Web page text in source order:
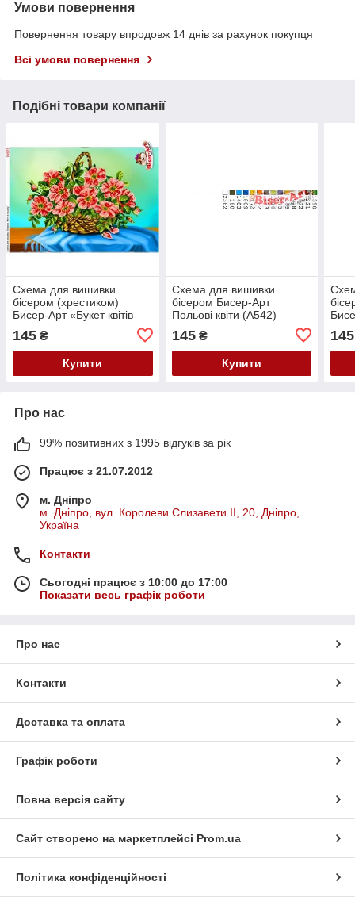
Умови повернення
Повернення товару впродовж 14 днів за рахунок покупця
Всі умови повернення
Подібні товари компанії
Схема для вишивки
бісером (хрестиком)
Бисер-Арт «Букет квітів
145 ₴
Купити
Схема для вишивки
бісером Бисер-Арт
Польові квіти (А542)
145₴
Купити
145
Про нас
99% позитивних з 1995 відгуків за рік
Працює з 21.07.2012
м. Дніпро
м. Дніпро, вул. Королеви Єлизавети ІІ, 20, Дніпро,
Україна
Контакти
Сьогодні працює з 10:00 до 17:00
Показати весь графік роботи
Про нас
Контакти
Доставка та оплата
Графік роботи
Повна версія сайту
Сайт створено на маркетплейсі Prom.ua
Політика конфіденційності